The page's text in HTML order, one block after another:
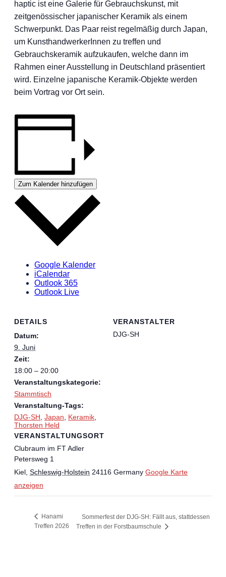
haptic ist eine Galerie für Gebrauchskunst, mit
zeitgenössischer japanischer Keramik als einem
Schwerpunkt. Das Paar reist regelmäßig durch Japan,
um KunsthandwerkerInnen zu treffen und
Gebrauchskeramik aufzukaufen, welche dann im
Rahmen einer Ausstellung in Deutschland präsentiert
wird. Einzelne japanische Keramik-Objekte werden
beim Vortrag vor Ort sein.
Zum Kalender hinzufügen
Google Kalender
iCalendar
Outlook 365
Outlook Live
DETAILS
Datum:
9. Juni
Zeit:
18:00 – 20:00
Veranstaltungskategorie:
Stammtisch
Veranstaltung-Tags:
DJG-SH Japan Keramik
Thorsten Held
VERANSTALTUNGSORT
Clubraum im FT Adler
Petersweg 1
Kiel Schleswig-Holstein 24116 Germany Google Karte
anzeigen
VERANSTALTER
DJG-SH
Hanami
Treffen 2026
Sommerfest der DJG-SH: Fällt aus, stattdessen
Treffen in der Forstbaumschule